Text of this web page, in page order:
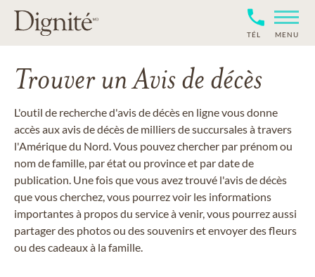
TÉL MENU
Trouver un Avis de décès
L'outil de recherche d'avis de décès en ligne vous donne
accès aux avis de décès de milliers de succursales à travers
l'Amérique du Nord. Vous pouvez chercher par prénom ou
nom de famille, par état ou province et par date de
publication. Une fois que vous avez trouvé l'avis de décès
que vous cherchez, vous pourrez voir les informations
importantes à propos du service à venir, vous pourrez aussi
partager des photos ou des souvenirs et envoyer des fleurs
ou des cadeaux à la famille.